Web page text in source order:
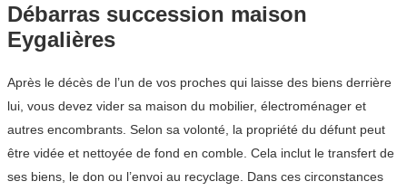
Débarras succession maison
Eygalières
Après le décès de l’un de vos proches qui laisse des biens derrière
lui, vous devez vider sa maison du mobilier, électroménager et
autres encombrants. Selon sa volonté, la propriété du défunt peut
être vidée et nettoyée de fond en comble. Cela inclut le transfert de
ses biens, le don ou l’envoi au recyclage. Dans ces circonstances